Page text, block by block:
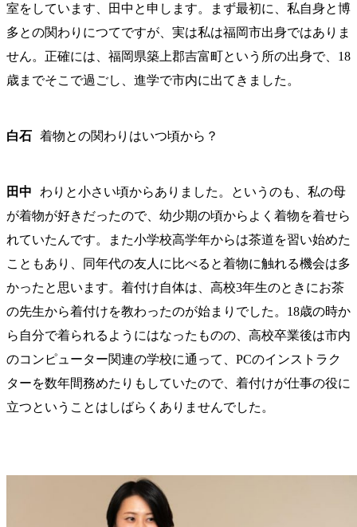
室をしています、田中と申します。まず最初に、私自身と博
多との関わりにつてですが、実は私は福岡市出身ではありま
せん。正確には、福岡県築上郡吉富町という所の出身で、18
歳までそこで過ごし、進学で市内に出てきました。
白石 着物との関わりはいつ頃から？
田中
わりと小さい頃からありました。というのも、私の母
が着物が好きだったので、幼少期の頃からよく着物を着せら
れていたんです。また小学校高学年からは茶道を習い始めた
こともあり、同年代の友人に比べると着物に触れる機会は多
かったと思います。着付け自体は、高校3年生のときにお茶
の先生から着付けを教わったのが始まりでした。18歳の時か
ら自分で着られるようにはなったものの、高校卒業後は市内
のコンピューター関連の学校に通って、PCのインストラク
ターを数年間務めたりもしていたので、着付けが仕事の役に
立つということはしばらくありませんでした。